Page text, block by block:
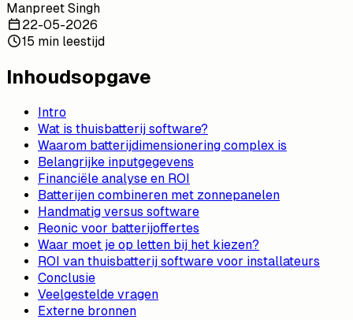
Manpreet Singh
22-05-2026
15 min leestijd
Inhoudsopgave
Intro
Wat is thuisbatterij software?
Waarom batterijdimensionering complex is
Belangrijke inputgegevens
Financiële analyse en ROI
Batterijen combineren met zonnepanelen
Handmatig versus software
Reonic voor batterijoffertes
Waar moet je op letten bij het kiezen?
ROI van thuisbatterij software voor installateurs
Conclusie
Veelgestelde vragen
Externe bronnen